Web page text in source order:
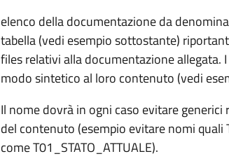
elenco della documentazione da
tabella (vedi esempio sottostante)
files relativi alla documentazione
modo sintetico al loro contenuto (vedi
Il nome dovrà in ogni caso evitare
del contenuto (esempio evitare nomi
come T01_STATO_ATTUALE).